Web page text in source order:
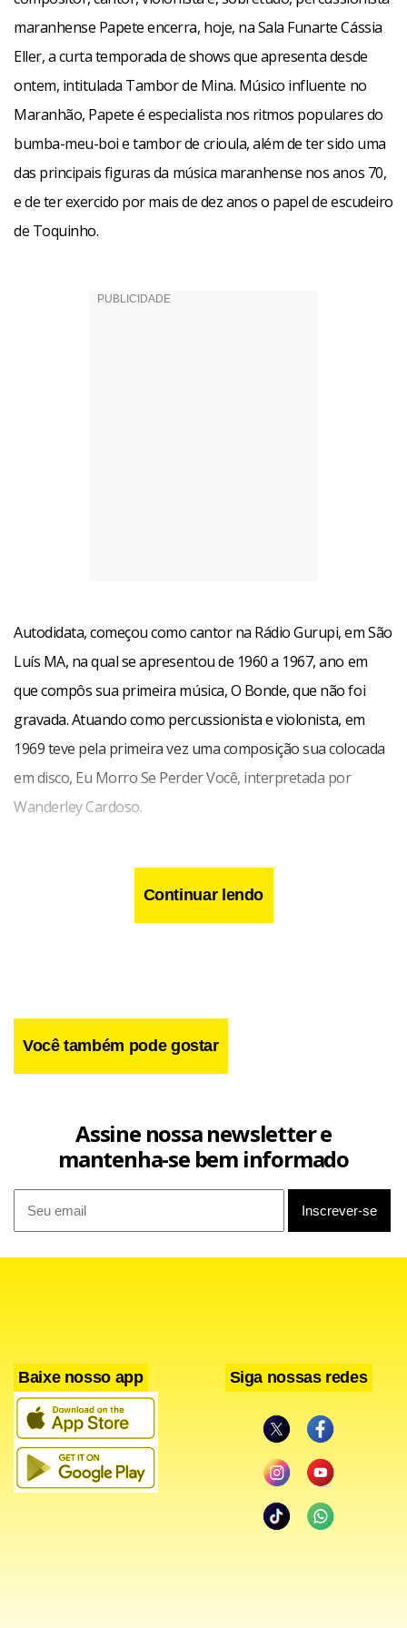
maranhense Papete encerra, hoje, na Sala Funarte Cássia
Eller, a curta temporada de shows que apresenta desde
ontem, intitulada Tambor de Mina. Músico influente no
Maranhão, Papete é especialista nos ritmos populares do
bumba-meu-boi e tambor de crioula, além de ter sido uma
das principais figuras da música maranhense nos anos 70,
e de ter exercido por mais de dez anos o papel de escudeiro
de Toquinho.
Autodidata, começou como cantor na Rádio Gurupi, em São
Luís MA, na qual se apresentou de 1960 a 1967, ano em
que compôs sua primeira música, O Bonde, que não foi
gravada. Atuando como percussionista e violonista, em
1969 teve pela primeira vez uma composição sua colocada
em disco, Eu Morro Se Perder Você, interpretada por
Wanderley Cardoso.
Depois de ter começado a se apresentar na boate Jogral,
de São Paulo em 1970, acompanhou Toquinho, Rosinha de
Valença, Marília Medalha, Hermeto Pascoal e Vinícius de
constante de Almir Sater.
Como compositor, Papete criou belos temas folclóricos –
com influências de suas pesquisas afro-indígenas – como
Boi da Lua, Quintal de Crioula, Orvalho da Campina e
tantos outros. Nos passados 15 anos, Papete esteve meio
Continuar lendo
Você também pode gostar
Assine nossa newsletter e
mantenha-se bem informado
Baixe nosso app Siga nossas redes